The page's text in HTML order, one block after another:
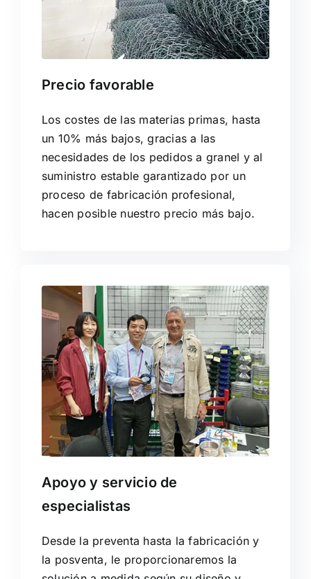
Precio favorable
Los costes de las materias primas, hasta
un 10% más bajos, gracias a las
necesidades de los pedidos a granel y al
suministro estable garantizado por un
proceso de fabricación profesional,
hacen posible nuestro precio más bajo.
Apoyo y servicio de
especialistas
Desde la preventa hasta la fabricación y
la posventa, le proporcionaremos la